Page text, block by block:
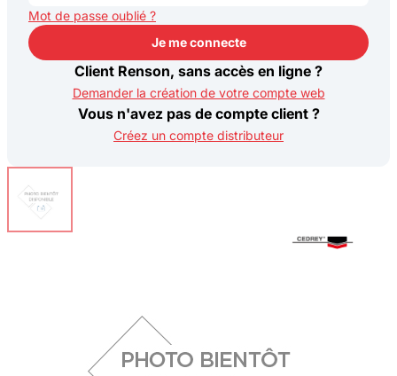
Mot de passe oublié ?
Je me connecte
Je me connecte
Client Renson, sans accès en ligne ?
Demander la création de votre compte web
Vous n'avez pas de compte client ?
Créez un compte distributeur